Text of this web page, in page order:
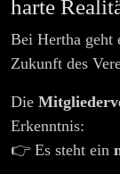
harte
Bei Hertha geht
Zukunft des
Die
Erkenntnis:
👉 Es steht ein